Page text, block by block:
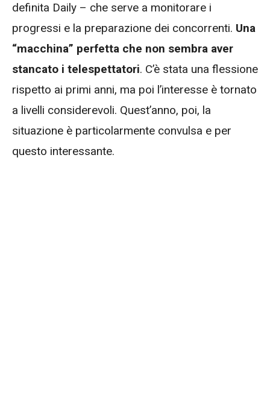
definita Daily – che serve a monitorare i
progressi e la preparazione dei concorrenti. Una
“macchina” perfetta che non sembra aver
stancato i telespettatori. C’è stata una flessione
rispetto ai primi anni, ma poi l’interesse è tornato
a livelli considerevoli. Quest’anno, poi, la
situazione è particolarmente convulsa e per
questo interessante.